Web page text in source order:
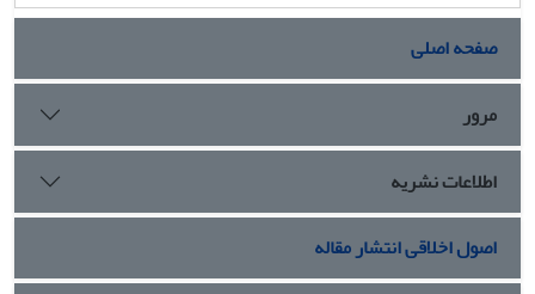
صفحه اصلی
مرور
اطلاعات نشریه
اصول اخلاقی انتشار مقاله